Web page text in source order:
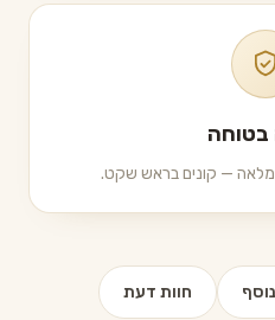
בטוחה
מלאה — קונים בראש שקט.
חוות דעת